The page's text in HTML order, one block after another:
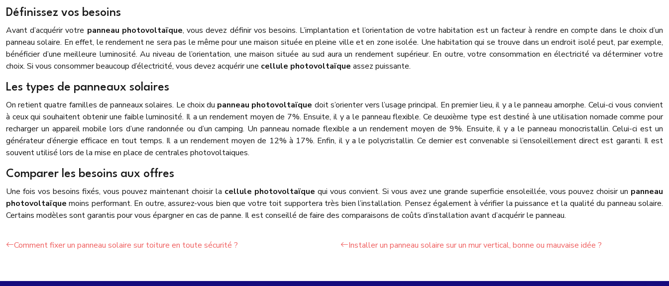
Définissez vos besoins
Avant d’acquérir votre panneau photovoltaïque, vous devez définir vos besoins. L’implantation et l’orientation de votre habitation est un facteur à rendre en compte dans le choix d’un
panneau solaire. En effet, le rendement ne sera pas le même pour une maison située en pleine ville et en zone isolée. Une habitation qui se trouve dans un endroit isolé peut, par exemple,
bénéficier d’une meilleure luminosité. Au niveau de l’orientation, une maison située au sud aura un rendement supérieur. En outre, votre consommation en électricité va déterminer votre
choix. Si vous consommer beaucoup d’électricité, vous devez acquérir une cellule photovoltaïque assez puissante.
Les types de panneaux solaires
On retient quatre familles de panneaux solaires. Le choix du panneau photovoltaïque doit s’orienter vers l’usage principal. En premier lieu, il y a le panneau amorphe. Celui-ci vous convient
à ceux qui souhaitent obtenir une faible luminosité. Il a un rendement moyen de 7%. Ensuite, il y a le panneau flexible. Ce deuxième type est destiné à une utilisation nomade comme pour
recharger un appareil mobile lors d’une randonnée ou d’un camping. Un panneau nomade flexible a un rendement moyen de 9%. Ensuite, il y a le panneau monocristallin. Celui-ci est un
générateur d’énergie efficace en tout temps. Il a un rendement moyen de 12% à 17%. Enfin, il y a le polycristallin. Ce dernier est convenable si l’ensoleillement direct est garanti. Il est
souvent utilisé lors de la mise en place de centrales photovoltaiques.
Comparer les besoins aux offres
Une fois vos besoins fixés, vous pouvez maintenant choisir la cellule photovoltaïque qui vous convient. Si vous avez une grande superficie ensoleillée, vous pouvez choisir un panneau
photovoltaïque moins performant. En outre, assurez-vous bien que votre toit supportera très bien l’installation. Pensez également à vérifier la puissance et la qualité du panneau solaire.
Certains modèles sont garantis pour vous épargner en cas de panne. Il est conseillé de faire des comparaisons de coûts d’installation avant d’acquérir le panneau.
Comment fixer un panneau solaire sur toiture en toute sécurité ? Installer un panneau solaire sur un mur vertical, bonne ou mauvaise idée ?